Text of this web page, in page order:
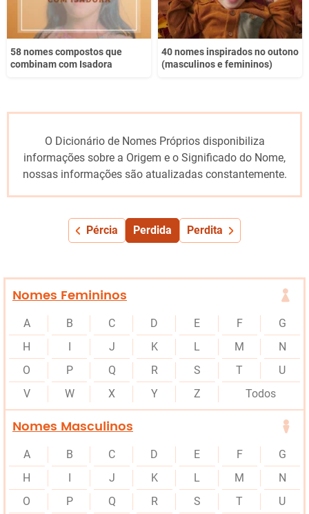
58 nomes compostos que
combinam com Isadora
40 nomes inspirados no outono
(masculinos e femininos)
O Dicionário de Nomes Próprios disponibiliza
informações sobre a Origem e o Significado do Nome,
nossas informações são atualizadas constantemente.
Pércia Perdida Perdita
Nomes Femininos
A B C D E F
G
H
J K L M
N
O
P Q R S T
U
V
W X Y Z Todos
Nomes Masculinos
A B C D E F
G
H
J K L M
N
O
P Q R S T
U